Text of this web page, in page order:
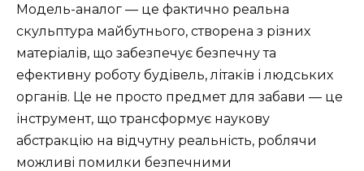
Модель-аналог — це фактично реальна
скульптура майбутнього, створена з різних
матеріалів, що забезпечує безпечну та
ефективну роботу будівель, літаків і людських
органів. Це не просто предмет для забави — це
інструмент, що трансформує наукову
абстракцію на відчутну реальність, роблячи
можливі помилки безпечними